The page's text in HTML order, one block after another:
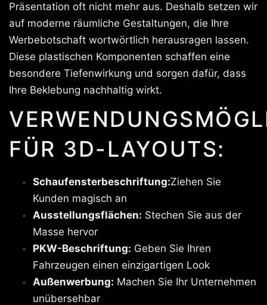
Präsentation oft nicht mehr aus. Deshalb setzen wir
auf moderne räumliche Gestaltungen, die Ihre
Werbebotschaft wortwörtlich herausragen lassen.
Diese plastischen Komponenten schaffen eine
besondere Tiefenwirkung und sorgen dafür, dass
Ihre Beklebung nachhaltig wirkt.
FÜR 3D-LAYOUTS:
Schaufensterbeschriftung:Ziehen Sie
Kunden magisch an
Ausstellungsflächen: Stechen Sie aus der
Masse hervor
PKW-Beschriftung: Geben Sie Ihren
Fahrzeugen einen einzigartigen Look
Außenwerbung: Machen Sie Ihr Unternehmen
unübersehbar